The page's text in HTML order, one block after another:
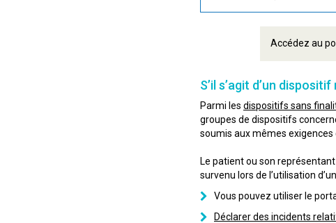
Accédez au
S’il s’agit d’un
Parmi les dispositifs sans
groupes de dispositifs
soumis aux mêmes
Le patient ou son
survenu lors de l’utilisation
Vous pouvez utiliser le
Déclarer des incidents